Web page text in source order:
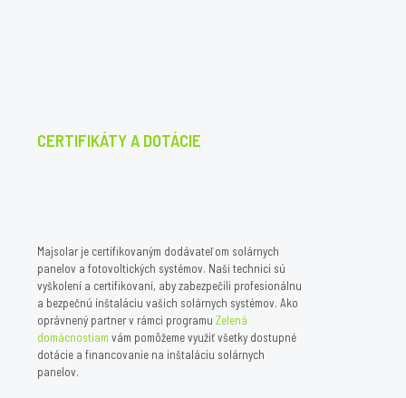
CERTIFIKÁTY A DOTÁCIE
Majsolar je certifikovaným dodávateľom solárnych
panelov a fotovoltických systémov. Naši technici sú
vyškolení a certifikovaní, aby zabezpečili profesionálnu
a bezpečnú inštaláciu vašich solárnych systémov. Ako
oprávnený partner v rámci programu Zelená
domácnostiam vám pomôžeme využiť všetky dostupné
dotácie a financovanie na inštaláciu solárnych
panelov.